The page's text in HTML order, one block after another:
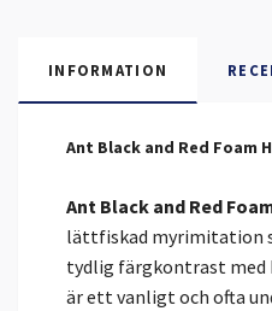
INFORMATION
Ant Black and Red Foam
Ant Black and Red
lättfiskad myrimitation
tydlig färgkontrast
är ett vanligt och ofta